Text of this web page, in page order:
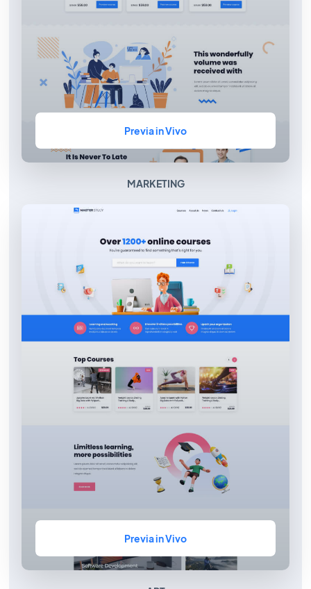
Previa in Vivo
MARKETING
Previa in Vivo